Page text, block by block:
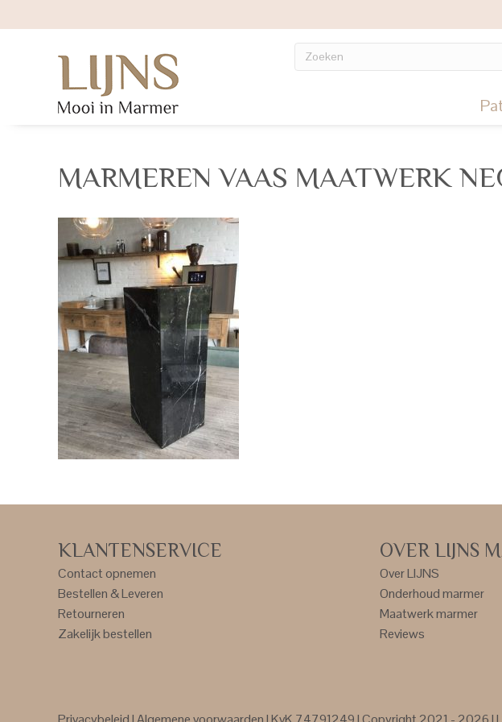
MARMEREN VAAS MAATWERK
KLANTENSERVICE
Contact opnemen
Bestellen & Leveren
Retourneren
Zakelijk bestellen
OVER LIJNS
Over LIJNS
Onderhoud marmer
Maatwerk marmer
Reviews